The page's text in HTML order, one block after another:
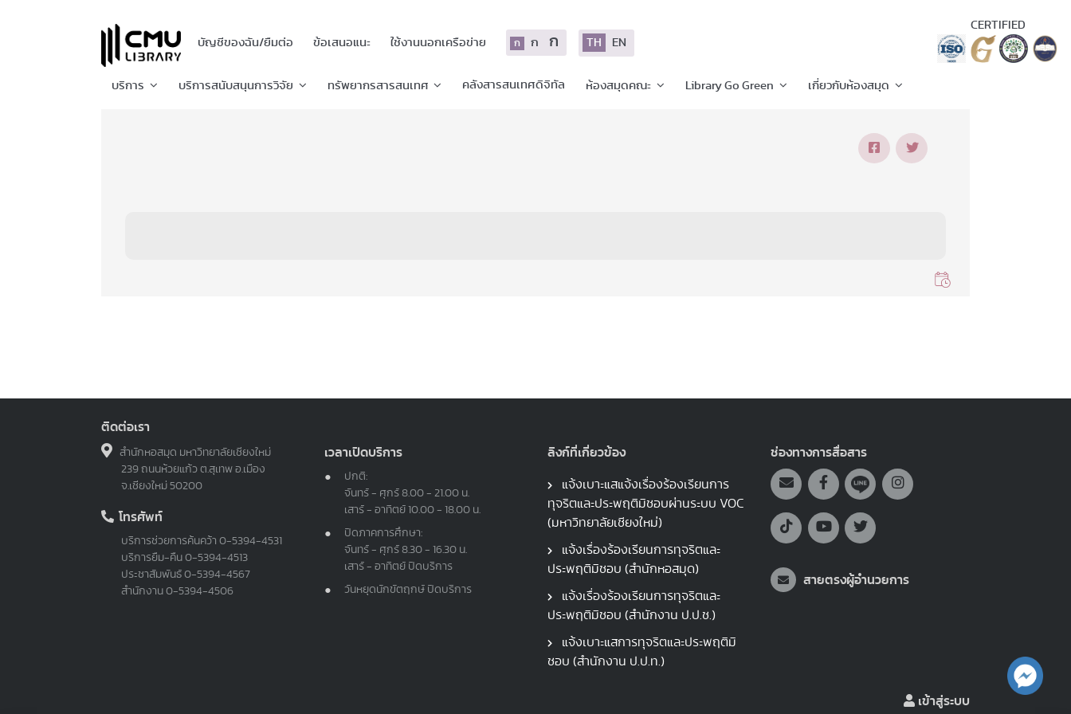
บัญชีของฉัน/ยืมต่อ ข้อเสนอแนะ ใช้งานนอกเครือข่าย ก ก ก TH EN
บริการ บริการสนับสนุนการวิจัย ทรัพยากรสารสนเทศ คลังสารสนเทศดิจิทัล ห้องสมุดคณะ Library Go Green เกี่ยวกับห้องสมุด
CERTIFIED
ติดต่อเรา
สำนักหอสมุด มหาวิทยาลัยเชียงใหม่
239 ถนนห้วยแก้ว ต.สุเทพ อ.เมือง
จ.เชียงใหม่ 50200
โทรศัพท์
บริการช่วยการค้นคว้า 0-5394-4531
บริการยืม-คืน 0-5394-4513
ประชาสัมพันธ์ 0-5394-4567
สำนักงาน 0-5394-4506
เวลาเปิดบริการ
ปกติ:
จันทร์ - ศุกร์ 8.00 - 21.00 น.
เสาร์ - อาทิตย์ 10.00 - 18.00 น.
ปิดภาคการศึกษา:
จันทร์ - ศุกร์ 8.30 - 16.30 น.
เสาร์ - อาทิตย์ ปิดบริการ
วันหยุดนักขัตฤกษ์ ปิดบริการ
ลิงก์ที่เกี่ยวข้อง
แจ้งเบาะแสแจ้งเรื่องร้องเรียนการ
ทุจริตและประพฤติมิชอบผ่านระบบ VOC
(มหาวิทยาลัยเชียงใหม่)
แจ้งเรื่องร้องเรียนการทุจริตและ
ประพฤติมิชอบ (สำนักหอสมุด)
แจ้งเรื่องร้องเรียนการทุจริตและ
ประพฤติมิชอบ (สำนักงาน ป.ป.ช.)
แจ้งเบาะแสการทุจริตและประพฤติมิ
ชอบ (สำนักงาน ป.ป.ท.)
ช่องทางการสื่อสาร
สายตรงผู้อำนวยการ
เข้าสู่ระบบ